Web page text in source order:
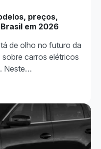
preços,
em 2026
de olho no futuro da
carros elétricos
Neste…